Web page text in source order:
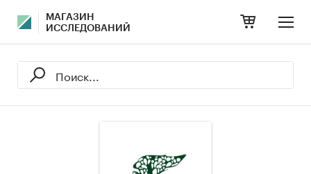
МАГАЗИН
ИССЛЕДОВАНИЙ